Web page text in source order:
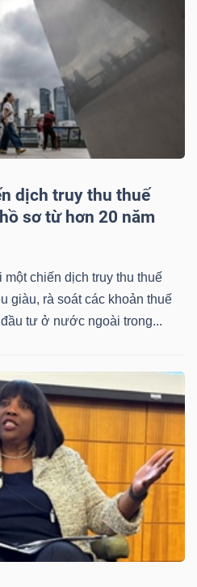
dịch truy thu thuế
sơ từ hơn 20 năm
chiến dịch truy thu thuế
giàu, rà soát các khoản thuế
tư ở nước ngoài trong...